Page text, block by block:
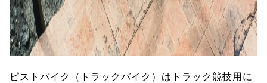
ピストバイク（トラックバイク）はトラック競技用に